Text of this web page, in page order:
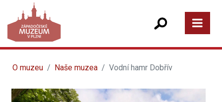
O muzeu Naše muzea Vodní hamr Dobřív